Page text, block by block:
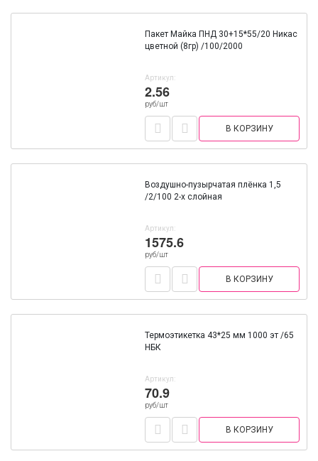
Пакет Майка ПНД 30+15*55/20 Никас
цветной (8гр) /100/2000
Артикул:
2.56
руб/шт
В КОРЗИНУ
Воздушно-пузырчатая плёнка 1,5
/2/100 2-х слойная
Артикул:
1575.6
руб/шт
В КОРЗИНУ
Термоэтикетка 43*25 мм 1000 эт /65
НБК
Артикул:
70.9
руб/шт
В КОРЗИНУ